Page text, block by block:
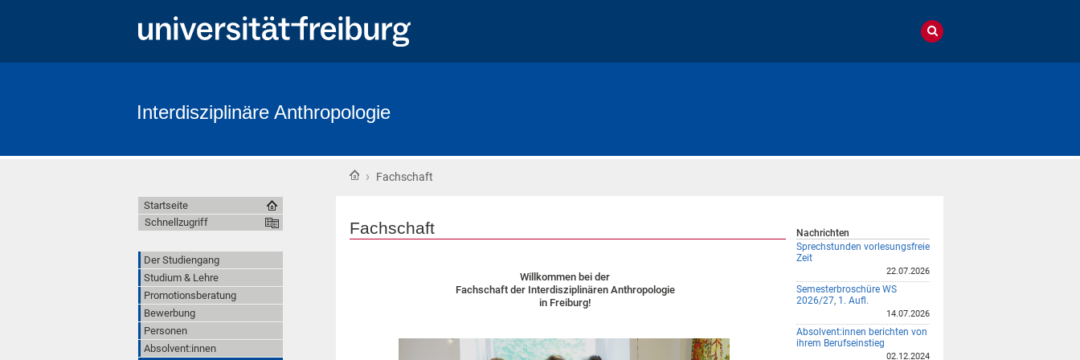
Interdisziplinäre Anthropologie
Startseite
› Fachschaft
Fachschaft
Willkommen bei der
Fachschaft der Interdisziplinären Anthropologie
in Freiburg!
Nachrichten
Sprechstunden vorlesungsfreie
Zeit
22.07.2026
Semesterbroschüre WS
2026/27, 1. Aufl.
14.07.2026
Absolvent:innen berichten von
ihrem Berufseinstieg
02.12.2024
Startseite
Schnellzugriff
Der Studiengang
Studium & Lehre
Promotionsberatung
Bewerbung
Personen
Absolvent:innen